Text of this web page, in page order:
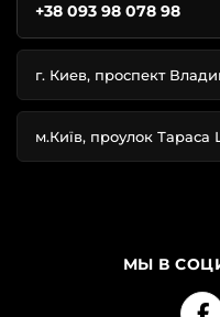
+38 093 98 078 98
г. Киев, проспект
м.Київ, проулок Тараса
МЫ В